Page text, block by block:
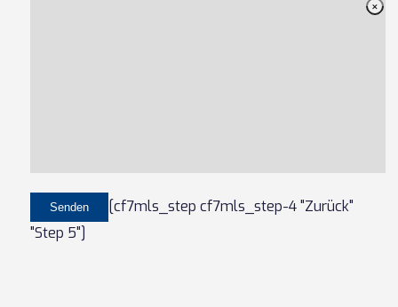
[cf7mls_step cf7mls_step-4 "Zurück"
"Step 5"]